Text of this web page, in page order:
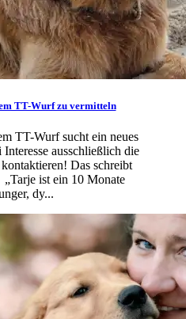
TT-Wurf zu vermitteln
TT-Wurf sucht ein neues
ausschließlich die
Das schreibt
ist ein 10 Monate
dy...